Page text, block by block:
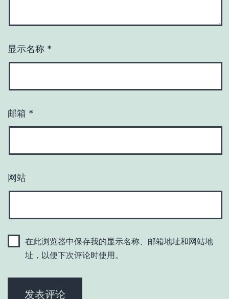
显示名称 *
邮箱 *
网站
在此浏览器中保存我的显示名称、邮箱地址和网站地
址，以便下次评论时使用。